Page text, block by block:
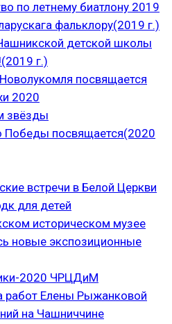
по летнему биатлону 2019
фальклору(2019 г.)
детской школы
г.)
посвящается
2020
звёзды
Победы посвящается(2020
встречи в Белой Церкви
для детей
историческом музее
новые экспозиционные
2020 ЧРЦДиМ
работ Елены Рыжанковой
на Чашниччине